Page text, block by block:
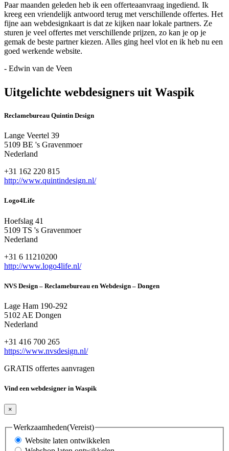
Paar maanden geleden heb ik een offerteaanvraag ingediend. Ik
kreeg een vriendelijk antwoord terug met verschillende offertes. Het
fijne aan webdesignkaart is dat ze kijken naar lokale partners. Ze
sturen je veel offertes met verschillende prijzen, zo kan je op je
gemak de beste partner kiezen. Alles ging heel vlot en ik heb nu een
goed werkende website.
- Edwin van de Veen
Uitgelichte webdesigners uit Waspik
Reclamebureau Quintin Design
Lange Veertel 39
5109 BE 's Gravenmoer
Nederland
+31 162 220 815
http://www.quintindesign.nl/
Logo4Life
Hoefslag 41
5109 TS 's Gravenmoer
Nederland
+31 6 11210200
http://www.logo4life.nl/
NVS Design – Reclamebureau en Webdesign – Dongen
Lage Ham 190-292
5102 AE Dongen
Nederland
+31 416 700 265
https://www.nvsdesign.nl/
GRATIS offertes aanvragen
Vind een webdesigner in Waspik
×
Werkzaamheden(Vereist)
Website laten ontwikkelen